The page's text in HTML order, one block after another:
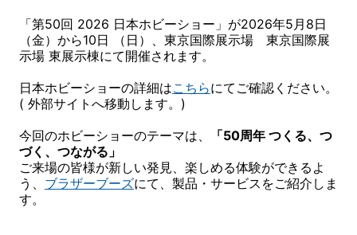
「第50回 2026 日本ホビーショー」が2026年5月8日
（金）から10日 （日）、東京国際展示場 東京国際展
示場 東展示棟にて開催されます。
日本ホビーショーの詳細はこちらにてご確認ください。
( 外部サイトへ移動します。)
今回のホビーショーのテーマは、
「50周年 つくる、つ
づく、つながる」
ご来場の皆様が新しい発見、楽しめる体験ができるよ
う、 ブラザーブーズにて、製品・サービスをご紹介しま
す。